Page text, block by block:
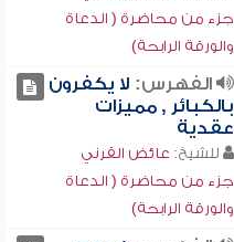
جزء من محاضرة ( الدعاة
والورقة الرابحة)
الفهرس: لا يكفرون
بالكبائر , مميزات
عقدية
للشيخ: عائض القرني
جزء من محاضرة ( الدعاة
والورقة الرابحة)